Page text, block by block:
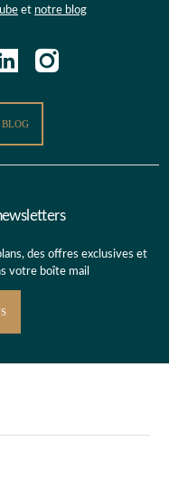
et notre blog
des offres exclusives et
votre boîte mail